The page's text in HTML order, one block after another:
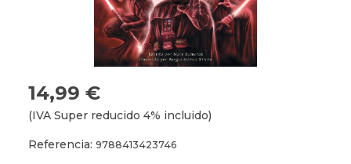
14,99 €
(IVA Super reducido 4% incluido)
Referencia: 9788413423746